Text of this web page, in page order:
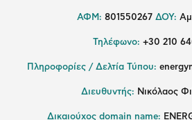
ΑΦΜ: 801550267 ΔΟΥ:
Τηλέφωνο: +30 210
Πληροφορίες / Δελτία Τύπου:
Διευθυντής: Νικόλαος
Δικαιούχος domain name: